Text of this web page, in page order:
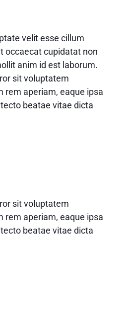
velit esse cillum
occaecat cupidatat non
anim id est laborum.
sit voluptatem
rem aperiam, eaque ipsa
beatae vitae dicta
sit voluptatem
rem aperiam, eaque ipsa
beatae vitae dicta